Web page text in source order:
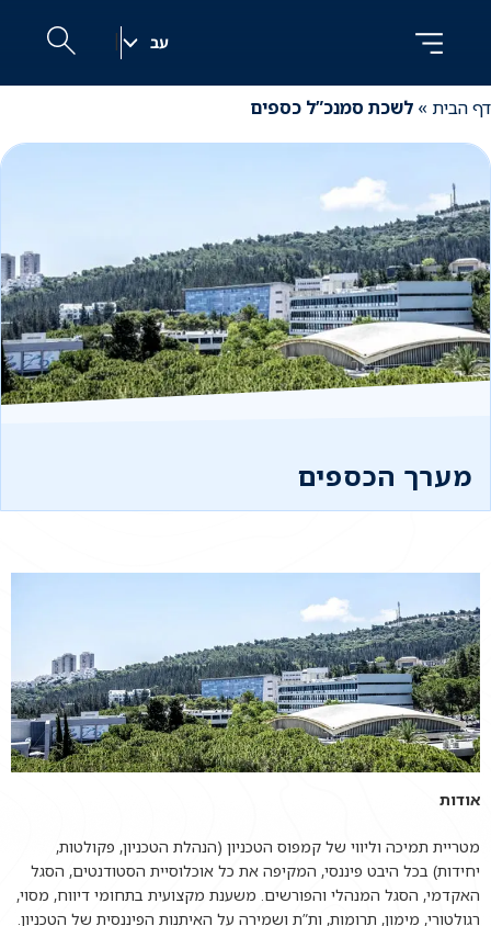
עב |
דף הבית » לשכת סמנכ”ל כספים
מערך הכספים
אודות
מטריית תמיכה וליווי של קמפוס הטכניון (הנהלת הטכניון, פקולטות,
יחידות) בכל היבט פיננסי, המקיפה את כל אוכלוסיית הסטודנטים, הסגל
האקדמי, הסגל המנהלי והפורשים. משענת מקצועית בתחומי דיווח, מסוי,
רגולטורי, מימון, תרומות, ות”ת ושמירה על האיתנות הפיננסית של הטכניון.